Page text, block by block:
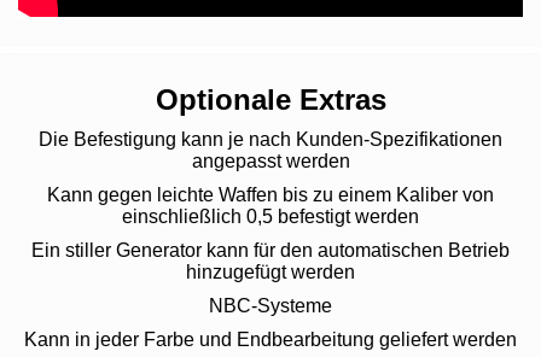
Optionale Extras
Die Befestigung kann je nach Kunden-Spezifikationen
angepasst werden
Kann gegen leichte Waffen bis zu einem Kaliber von
einschließlich 0,5 befestigt werden
Ein stiller Generator kann für den automatischen Betrieb
hinzugefügt werden
NBC-Systeme
Kann in jeder Farbe und Endbearbeitung geliefert werden